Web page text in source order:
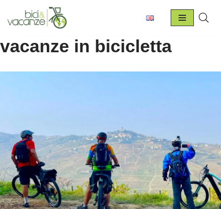
Vai
contenuto
vacanze in bicicletta